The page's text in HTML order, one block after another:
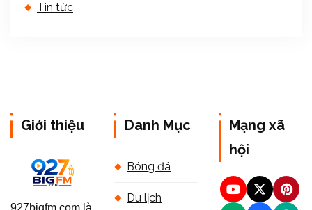
Tin tức
Giới thiệu
927bigfm.com là
Danh Mục
Bóng đá
Du lịch
Mạng xã
hội